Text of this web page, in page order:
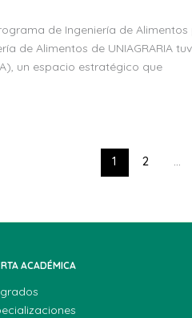
de Ingeniería de
de Alimentos de
un espacio estratégico que
1 2 ...
ACADÉMICA